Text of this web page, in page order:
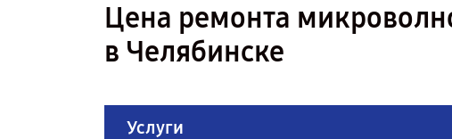
Цена ремонта
в Челябинске
Услуги